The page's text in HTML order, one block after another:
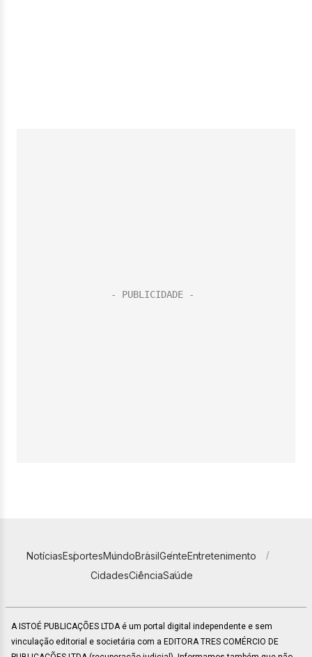
NotíciasEsportesMundoBrasilGenteEntretenimento
CidadesCiênciaSaúde
A ISTOÉ PUBLICAÇÕES LTDA é um portal digital independente e sem
vinculação editorial e societária com a EDITORA TRES COMÉRCIO DE